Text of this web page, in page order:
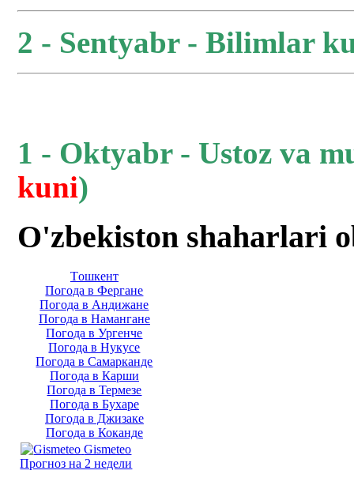
2 - Sentyabr - Bilimlar
1 - Oktyabr - Ustoz va
kuni)
O'zbekiston shaharlari
Тoшкент
Погода в Фергане
Погода в Андижане
Погода в Намангане
Погода в Ургенче
Погода в Нукусе
Погода в Самарканде
Погода в Карши
Погода в Термезе
Погода в Бухаре
Погода в Джизаке
Погода в Коканде
Gismeteo
Прогноз на 2 недели